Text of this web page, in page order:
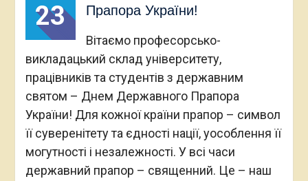
23
Прапора України!
Вітаємо професорсько-
викладацький склад університету,
працівників та студентів з державним
святом – Днем Державного Прапора
України! Для кожної країни прапор – символ
її суверенітету та єдності нації, уособлення її
могутності і незалежності. У всі часи
державний прапор – священний. Це – наш